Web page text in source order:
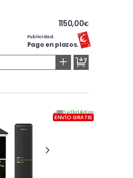
1150,00€
Publicidad.
Pago en plazos.
+
De11a14días
ENVÍO GRATIS